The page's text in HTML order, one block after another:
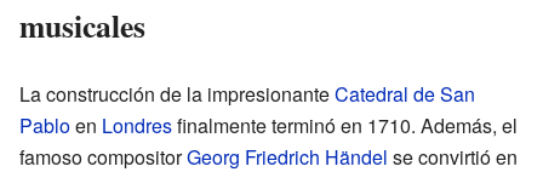
musicales
La construcción de la impresionanteCatedral de San
Pabloen Londresfinalmente terminó en 1710. Además, el
famoso compositorGeorg Friedrich Händel se convirtió en